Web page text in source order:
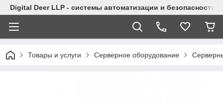
Digital Deer LLP - системы автоматизации и безопасности
Товары и услуги Серверное оборудование